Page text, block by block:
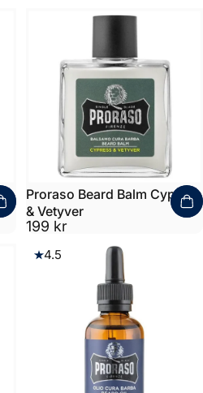
Proraso Beard Balm Cypress
& Vetyver
199 kr
4.5